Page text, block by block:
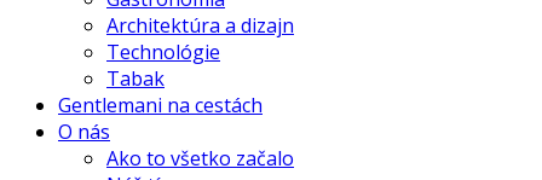
Architektúra a dizajn
Technológie
Tabak
Gentlemani na cestách
O nás
Ako to všetko začalo